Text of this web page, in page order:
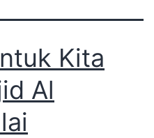
Kita
Al